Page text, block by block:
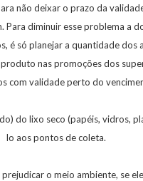
não deixar o prazo da
Para diminuir esse problema a
é só planejar a quantidade
nas promoções dos
com validade perto do
do lixo seco (papéis, vidros,
lo aos pontos de coleta.
o meio ambiente, se